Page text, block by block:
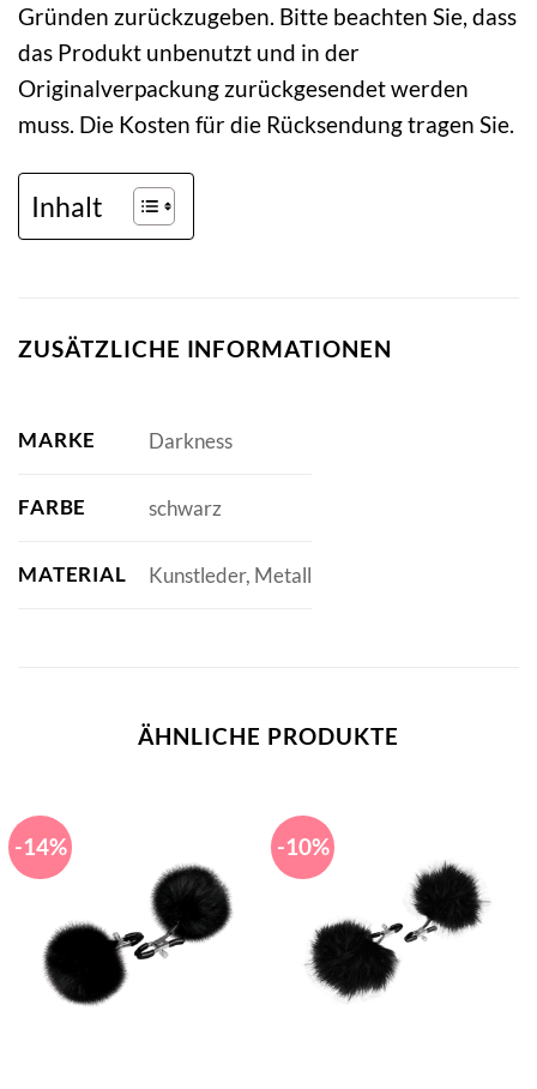
Gründen zurückzugeben. Bitte beachten Sie, dass
das Produkt unbenutzt und in der
Originalverpackung zurückgesendet werden
muss. Die Kosten für die Rücksendung tragen Sie.
Inhalt
ZUSÄTZLICHE INFORMATIONEN
MARKE Darkness
FARBE schwarz
MATERIAL Kunstleder, Metall
ÄHNLICHE PRODUKTE
-14% -10%